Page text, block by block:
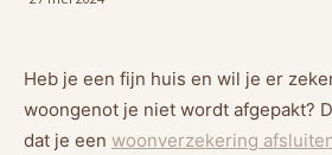
Heb je een fijn huis en wil je er
woongenot je niet wordt afgepakt?
dat je een woonverzekering